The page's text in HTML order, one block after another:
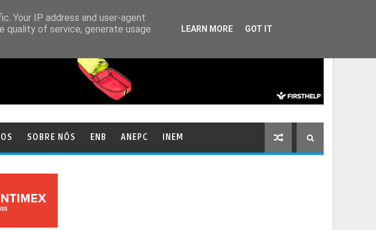
SOBRE NÓS ENB ANEPC INEM
Your IP address and user-agent
quality of service, generate usage
LEARN MORE GOT IT